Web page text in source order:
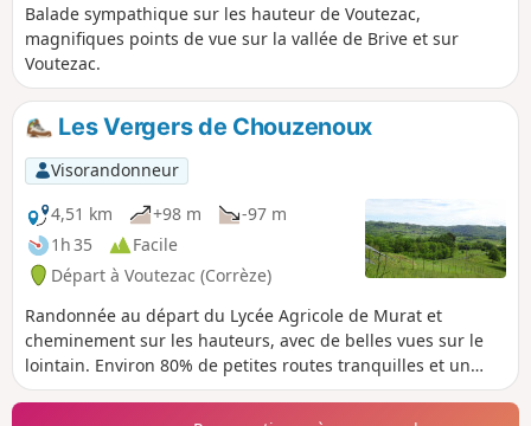
Balade sympathique sur les hauteur de Voutezac,
magnifiques points de vue sur la vallée de Brive et sur
Voutezac.
Les Vergers de Chouzenoux
Visorandonneur
4,51 km
+98 m
-97 m
1h 35
Facile
Départ à Voutezac (Corrèze)
Randonnée au départ du Lycée Agricole de Murat et
cheminement sur les hauteurs, avec de belles vues sur le
lointain. Environ 80% de petites routes tranquilles et un
chemin très praticable passant à côté de l'antenne relais.